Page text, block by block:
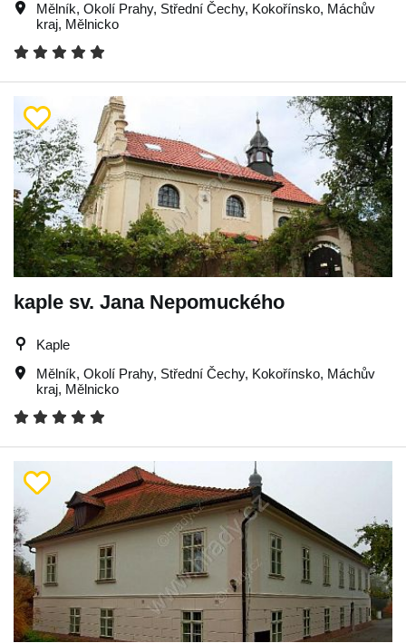
Mělník, Okolí Prahy, Střední Čechy, Kokořínsko, Máchův
kraj, Mělnicko
kaple sv. Jana Nepomuckého
Kaple
Mělník, Okolí Prahy, Střední Čechy, Kokořínsko, Máchův
kraj, Mělnicko